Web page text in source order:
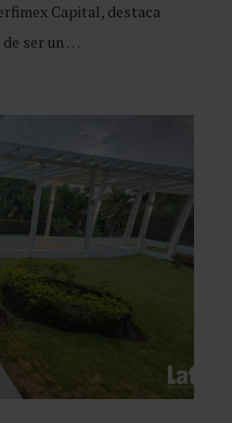
Capital, destaca
ser un …